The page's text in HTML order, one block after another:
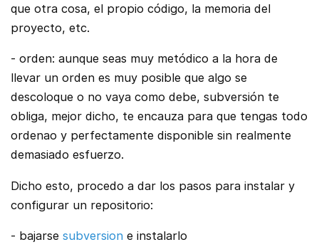
que otra cosa, el propio código, la memoria del
proyecto, etc.
- orden: aunque seas muy metódico a la hora de
llevar un orden es muy posible que algo se
descoloque o no vaya como debe, subversión te
obliga, mejor dicho, te encauza para que tengas todo
ordenao y perfectamente disponible sin realmente
demasiado esfuerzo.
Dicho esto, procedo a dar los pasos para instalar y
configurar un repositorio:
- bajarse subversion e instalarlo